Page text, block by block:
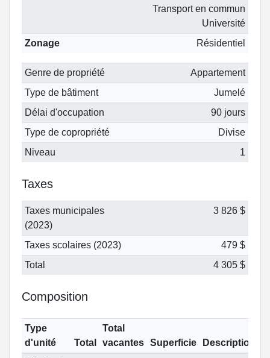
Transport en commun
Université
Zonage
Résidentiel
Genre de propriété
Appartement
Type de bâtiment
Jumelé
Délai d'occupation
90 jours
Type de copropriété
Divise
Niveau
1
Taxes
Taxes municipales
(2023)
3 826 $
Taxes scolaires (2023)
479 $
Total
4 305 $
Composition
Type
d'unité
Total
Total
vacantes
Superficie
Description